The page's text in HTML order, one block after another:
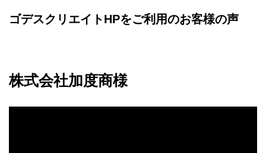
ゴデスクリエイトHPをご利用のお客様の声
株式会社加度商様